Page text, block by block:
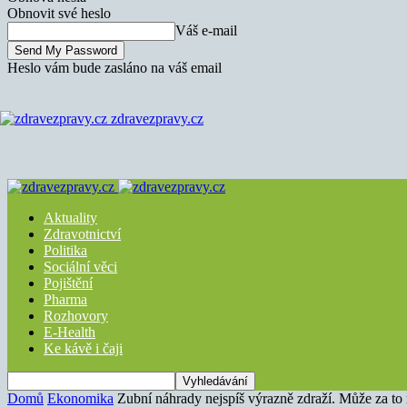
Obnovit své heslo
Váš e-mail
Heslo vám bude zasláno na váš email
zdravezpravy.cz
Aktuality
Zdravotnictví
Politika
Sociální věci
Pojištění
Pharma
Rozhovory
E-Health
Ke kávě i čaji
Domů Ekonomika Zubní náhrady nejspíš výrazně zdraží. Může za